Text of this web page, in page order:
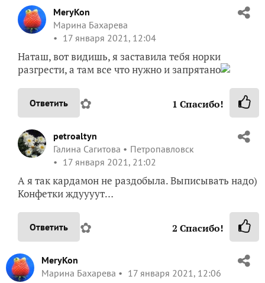
MeryKon
Марина Бахарева
17 января 2021, 12:04
Наташ, вот видишь, я заставила тебя норки
разгрести, а там все что нужно и запрятано
Ответить ✿ 1 Спасибо!
petroaltyn
Галина Сагитова
Петропавловск
17 января 2021, 21:02
А я так кардамон не раздобыла. Выписывать надо)
Конфетки ждуууут…
Ответить ✿ 2 Спасибо!
MeryKon
Марина Бахарева
17 января 2021, 12:06